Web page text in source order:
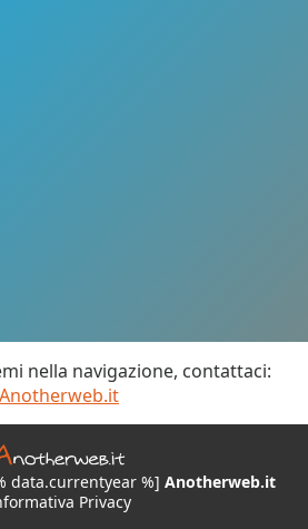
nella navigazione, contattaci:
Anotherweb.it
data.currentyear %] Anotherweb.it
Privacy